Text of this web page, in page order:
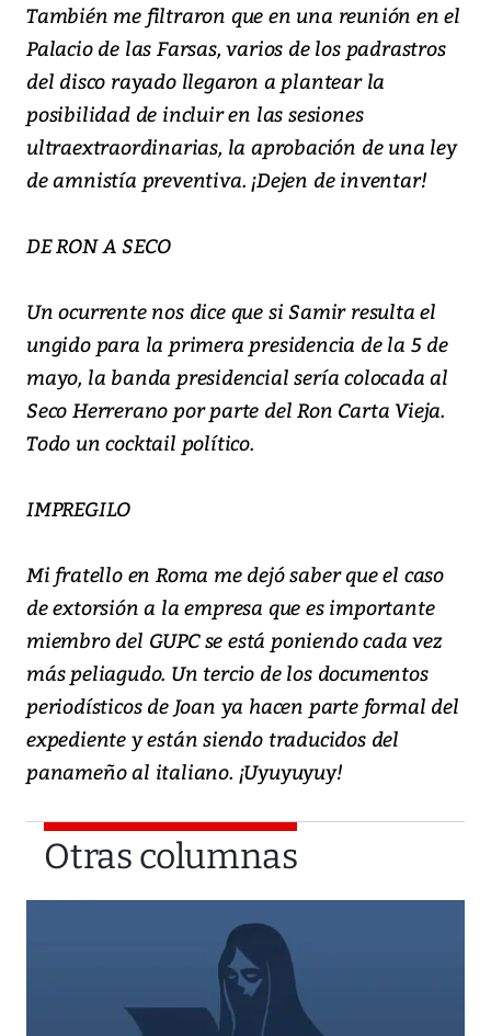
También me filtraron que en una reunión en el
Palacio de las Farsas, varios de los padrastros
del disco rayado llegaron a plantear la
posibilidad de incluir en las sesiones
ultraextraordinarias, la aprobación de una ley
de amnistía preventiva. ¡Dejen de inventar!
DE RON A SECO
Un ocurrente nos dice que si Samir resulta el
ungido para la primera presidencia de la 5 de
mayo, la banda presidencial sería colocada al
Seco Herrerano por parte del Ron Carta Vieja.
Todo un cocktail político.
IMPREGILO
Mi fratello en Roma me dejó saber que el caso
de extorsión a la empresa que es importante
miembro del GUPC se está poniendo cada vez
más peliagudo. Un tercio de los documentos
periodísticos de Joan ya hacen parte formal del
expediente y están siendo traducidos del
panameño al italiano. ¡Uyuyuyuy!
Otras columnas